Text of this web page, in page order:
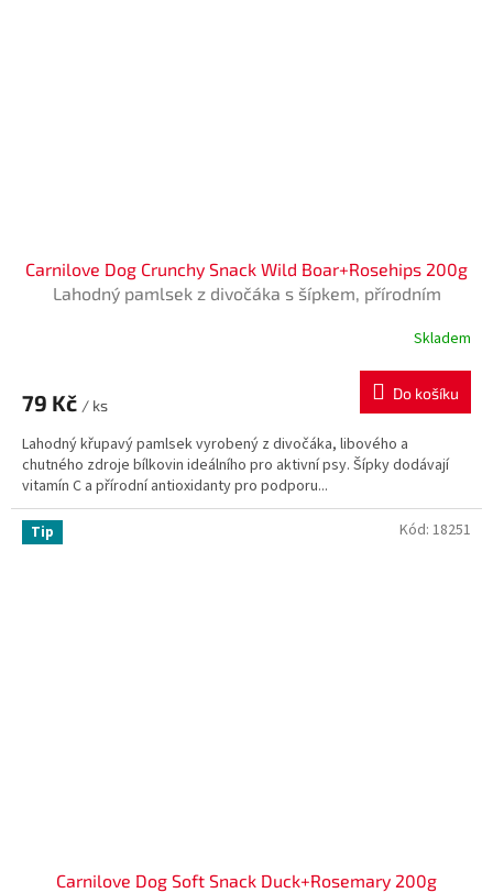
Carnilove Dog Crunchy Snack Wild Boar+Rosehips 200g
Lahodný pamlsek z divočáka s šípkem, přírodním
aktivní psy. Bez obilovin a přidaného cukru.
je
z
5
hvězdiček.
Skladem
79 Kč / ks
Do košíku
Lahodný křupavý pamlsek vyrobený z divočáka, libového a
chutného zdroje bílkovin ideálního pro aktivní psy. Šípky dodávají
vitamín C a přírodní antioxidanty pro podporu...
Tip
Carnilove Dog Soft Snack Duck+Rosemary 200g
Kód: 18251